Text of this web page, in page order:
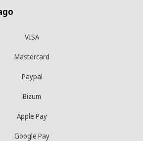
VISA
Mastercard
Paypal
Bizum
Apple Pay
Google Pay